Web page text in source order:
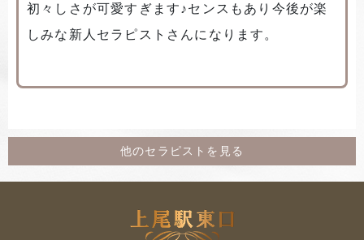
初々しさが可愛すぎます♪センスもあり今後が楽
しみな新人セラピストさんになります。
他のセラピストを見る